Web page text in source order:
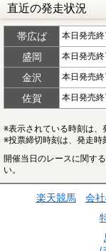
直近の発走状況
帯広ば 本日発売終
盛岡 本日発売終
金沢 本日発売終
佐賀 本日発売終
※表示されている時刻は、
※投票締切時刻は、発走時
開催当日のレースに関す
い。
楽天競馬 会